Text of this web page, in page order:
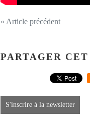
« Article précédent
PARTAGER
S'inscrire à la newsletter